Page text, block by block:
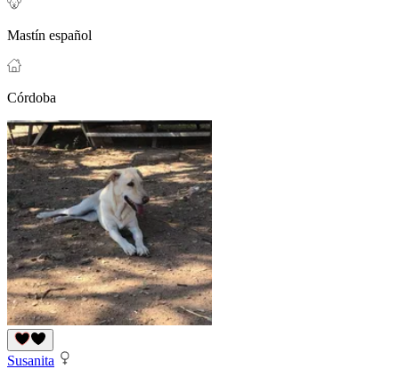
Mastín español
Córdoba
Susanita